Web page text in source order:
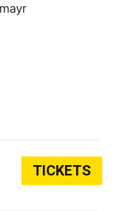
TICKETS